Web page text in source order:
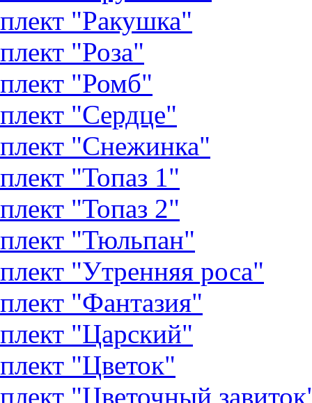
"Ракушка"
"Роза"
"Ромб"
"Сердце"
"Снежинка"
"Топаз 1"
"Топаз 2"
"Тюльпан"
"Утренняя роса"
"Фантазия"
"Царский"
"Цветок"
"Цветочный